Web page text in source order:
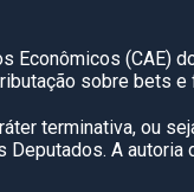
Econômicos (CAE)
sobre bets e
terminativa, ou
Deputados. A